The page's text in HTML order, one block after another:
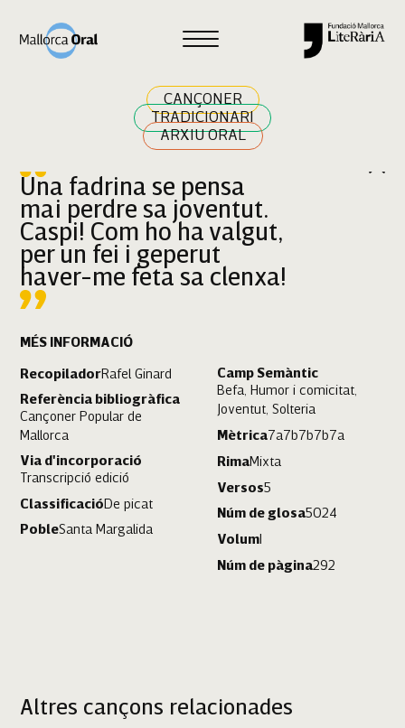
CANÇONER
TRADICIONARI
ARXIU ORAL
Cercar
Una fadrina se pensa
mai perdre sa joventut.
Caspi! Com ho ha valgut,
per un fei i geperut
haver-me feta sa clenxa!
MÉS INFORMACIÓ
RecopiladorRafel Ginard
Referència bibliogràfica
Cançoner Popular de
Mallorca
Via d'incorporació
Transcripció edició
ClassificacióDe picat
PobleSanta Margalida
Camp Semàntic
Befa, Humor i comicitat,
Joventut, Solteria
Mètrica7a7b7b7b7a
RimaMixta
Versos5
Núm de glosa5024
VolumI
Núm de pàgina292
Altres cançons relacionades